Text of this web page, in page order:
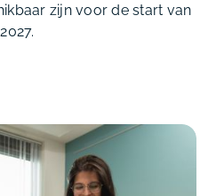
zijn voor de start van